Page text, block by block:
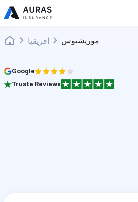
أفريقيا موريشيوس
Google
Truste Reviews